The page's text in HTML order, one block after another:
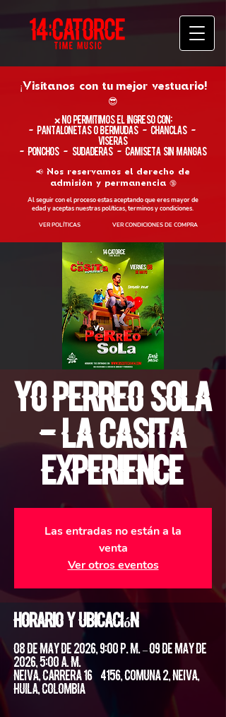
¡Visítanos con tu mejor vestuario!
😎
​❌ No permitimos el ingreso con:
- Pantalonetas o Bermudas - Chanclas -
Viseras
- Ponchos - Sudaderas - Camiseta sin Mangas
📢 Nos reservamos el derecho de
admisión y permanencia 🔞
Al seguir con el proceso estas aceptando que eres mayor de
edad y aceptas nuestras políticas, terminos y condiciones.
VER POLÍTICAS VER CONDICIONES DE COMPRA
Yo Perreo Sola
- La Casita
Experience
Las entradas no están a la
venta
Ver otros eventos
Horario y ubicación
08 de may de 2026, 9:00 p. m. – 09 de may de
2026, 5:00 a. m.
Neiva, Carrera 16 #4156, Comuna 2, Neiva,
Huila, Colombia